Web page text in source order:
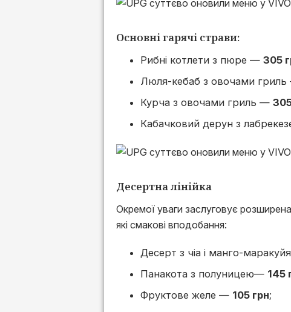
Основні гарячі страви:
Рибні котлети з пюре — 305
Люля-кебаб з овочами
Курча з овочами гриль —
Кабачковий дерун з
Десертна лінійка
Окремої уваги заслуговує
які смакові вподобання:
Десерт з чіа і манго-
Панакота з полуницею— 145
Фруктове желе — 105 грн;